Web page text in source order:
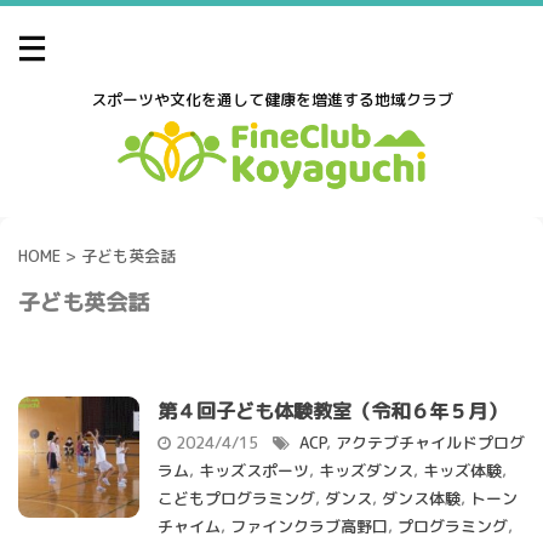
スポーツや文化を通して健康を増進する地域クラブ
HOME > 子ども英会話
子ども英会話
第４回子ども体験教室（令和６年５月）
2024/4/15 ACP, アクテブチャイルドプログ
ラム, キッズスポーツ, キッズダンス, キッズ体験,
こどもプログラミング, ダンス, ダンス体験, トーン
チャイム, ファインクラブ高野口, プログラミング,